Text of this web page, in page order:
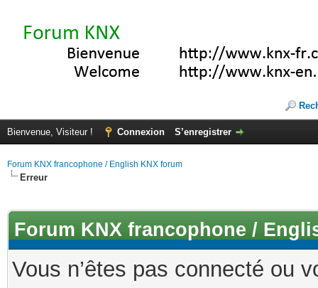
Bienvenue, Visiteur ! Connexion S’enregistrer
Forum KNX francophone / English KNX forum
Erreur
Forum KNX francophone /
Vous n’êtes pas connecté ou